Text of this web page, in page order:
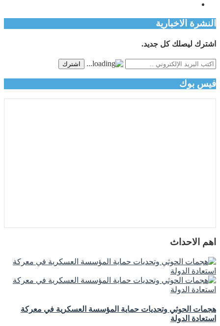
النشرة الاخبارية
اشترك ليصلك كل جديد.
اشترك
فيس بوك
اهم الاحداث
هجمات الحوثي وتحديات حماية المؤسسة العسكرية في معركة
استعادة الدولة